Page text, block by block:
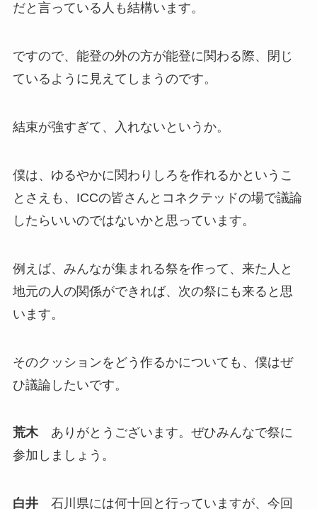
だと言っている人も結構います。
ですので、能登の外の方が能登に関わる際、閉じ
ているように見えてしまうのです。
結束が強すぎて、入れないというか。
僕は、ゆるやかに関わりしろを作れるかというこ
とさえも、ICCの皆さんとコネクテッドの場で議論
したらいいのではないかと思っています。
例えば、みんなが集まれる祭を作って、来た人と
地元の人の関係ができれば、次の祭にも来ると思
います。
そのクッションをどう作るかについても、僕はぜ
ひ議論したいです。
荒木ありがとうございます。ぜひみんなで祭に
参加しましょう。
白井石川県には何十回と行っていますが、今回